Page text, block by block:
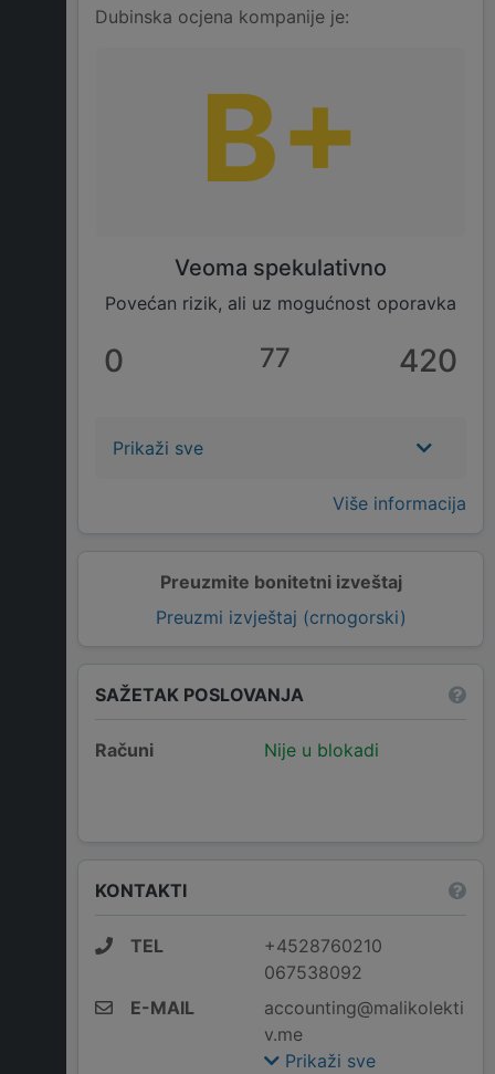
Preuzmite bonitetni izveštaj
Preuzmi izvještaj (crnogorski)
Dubinska ocjena kompanije je:
B+
Veoma spekulativno
Povećan rizik, ali uz mogućnost oporavka
0 77 420
Prikaži sve
Više informacija
SAŽETAK POSLOVANJA
Računi Nije u blokadi
KONTAKTI
TEL
+4528760210
067538092
E-MAIL
accounting@malikolekti
v.me
Prikaži sve